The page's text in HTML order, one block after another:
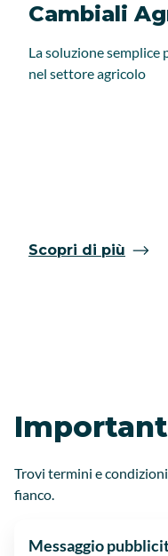
Cambiali
La soluzione semplice
nel settore agricolo
Scopri di più
Trovi termini e
fianco.
Messaggio